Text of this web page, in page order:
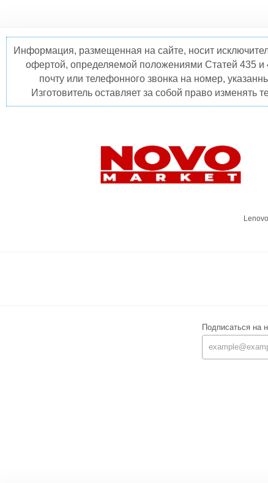
Информация, размещенная на сайте, носит
офертой, определяемой положениями Статей 435
почту или телефонного звонка на номер,
Изготовитель оставляет за собой право
Подписаться на